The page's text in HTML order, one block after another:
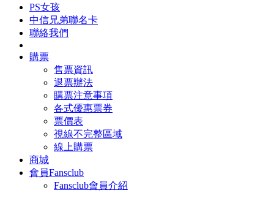
PS女孩
中信兄弟聯名卡
聯絡我們
購票
售票資訊
退票辦法
購票注意事項
各式優惠票券
票價表
視線不完整區域
線上購票
商城
會員Fansclub
Fansclub會員介紹